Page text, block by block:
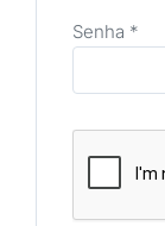
Senha *